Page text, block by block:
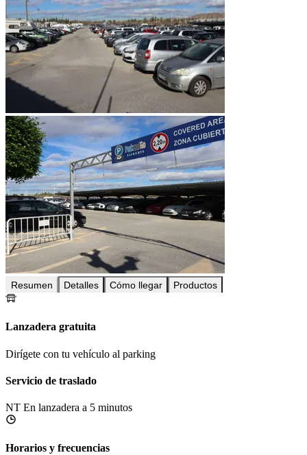
Resumen Detalles Cómo llegar Productos
Lanzadera gratuita
Dirígete con tu vehículo al parking
Servicio de traslado
NT En lanzadera a 5 minutos
Horarios y frecuencias